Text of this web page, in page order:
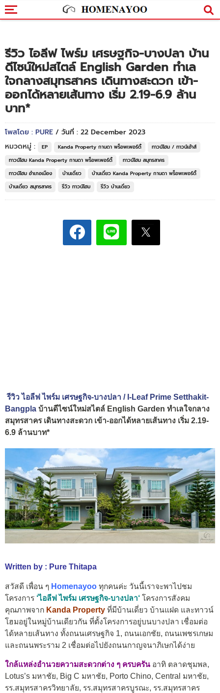
รีวิว ไอลีฟ ไพร์ม เศรษฐกิจ-บางปลา บ้าน
ดีไซน์ใหม่สไตล์ English Garden ทำเล
ใจกลางสมุทรสาคร เดินทางสะดวก เข้า-
ออกได้หลายเส้นทาง เริ่ม 2.19-6.9 ล้าน
บาท*
โพสโดย : PURE / วันที่ : 22 December 2023
หมวดหมู่ :
EP Kanda Property กานดา พร็อพเพอร์ตี้
ทาวน์โฮม / ทาวน์เฮ้าส์
ทาวน์โฮม Kanda Property กานดา พร็อพเพอร์ตี้
ทาวน์โฮม สมุทรสาคร
ทาวน์โฮม อำเภอเมือง
บ้านเดี่ยว
บ้านเดี่ยว Kanda Property กานดา พร็อพเพอร์ตี้
บ้านเดี่ยว สมุทรสาคร
รีวิว ทาวน์โฮม รีวิว บ้านเดี่ยว
รีวิว ไอลีฟ ไพร์ม เศรษฐกิจ-บางปลา / I-Leaf Prime Setthakit-
Bangpla บ้านดีไซน์ใหม่สไตล์ English Garden ทำเลใจกลาง
สมุทรสาคร เดินทางสะดวก เข้า-ออกได้หลายเส้นทาง เริ่ม 2.19-
6.9 ล้านบาท*
Written by : Pure Thitapa
สวัสดี เพื่อน ๆ Homenayoo ทุกคนค่ะ วันนี้เราจะพาไปชม
โครงการ ‘ไอลีฟ ไพร์ม เศรษฐกิจ-บางปลา‘ โครงการสังคม
คุณภาพจาก Kanda Property ที่มีบ้านเดี่ยว บ้านแฝด และทาวน์
โฮมอยู่ในหมู่บ้านเดียวกัน ที่ตั้งโครงการอยู่บนบางปลา เชื่อมต่อ
ได้หลายเส้นทาง ทั้งถนนเศรษฐกิจ 1, ถนนเอกชัย, ถนนเพชรเกษม
และถนนพระราม 2 เชื่อมต่อไปยังถนนกาญจนาภิเษกได้ง่าย
ใกล้แหล่งอำนวยความสะดวกต่าง ๆ ครบครัน อาทิ ตลาดชุมพล,
Lotus’s มหาชัย, Big C มหาชัย, Porto Chino, Central มหาชัย,
รร.สมุทรสาครวิทยาลัย, รร.สมุทรสาครบูรณะ, รร.สมุทรสาคร